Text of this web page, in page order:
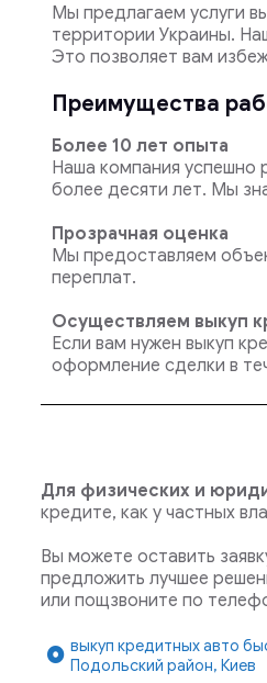
Мы предлагаем услуги
территории Украины.
Это позволяет вам
Преимущества
Более 10 лет опыта
Наша компания успешно
более десяти лет. Мы
Прозрачная оценка
Мы предоставляем
переплат.
Осуществляем выкуп
Если вам нужен выкуп
оформление сделки в
Для физических и
кредите, как у частных
Вы можете оставить
предложить лучшее
или пощзвоните по
выкуп кредитных авто
Подольский район, Киев